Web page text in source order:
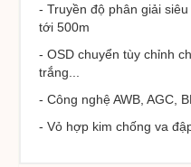
- Truyền độ phân giải
tới 500m
- OSD chuyển tùy chỉnh
trắng...
- Công nghệ AWB, AGC,
- Vỏ hợp kim chống va